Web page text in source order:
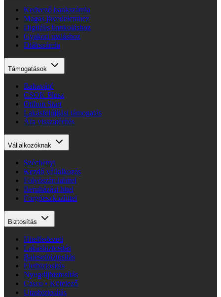
Kedvező bankszámla
Magas jövedelemhez
Digitális bankoláshoz
Gyakori utaláshoz
Diákszámla
Támogatások
Babaváró
CSOK Plusz
Otthon Start
Lakásfelújítási támogatás
Áfa visszatérítés
Vállalkozóknak
Széchenyi
Kezdő vállalkozás
Folyószámlahitel
Beruházási hitel
Forgóeszközhitel
Biztosítás
Hitelfedezeti
Lakásbiztosítás
Balesetbiztosítás
Életbiztosítás
Nyugdíjbiztosítás
Casco • Kötelező
Utasbiztosítás